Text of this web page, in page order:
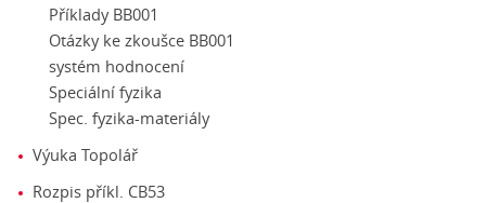
Příklady BB001
Otázky ke zkoušce BB001
systém hodnocení
Speciální fyzika
Spec. fyzika-materiály
Výuka Topolář
Rozpis příkl. CB53